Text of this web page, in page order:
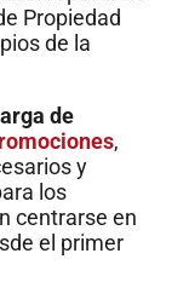
Propiedad
de la
de
,
y
los
centrarse en
el primer